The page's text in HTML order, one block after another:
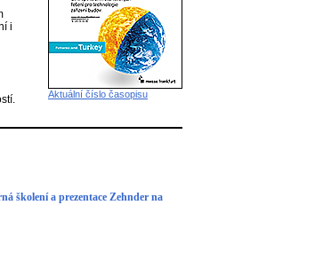
Aktuální číslo časopisu
i
školení a prezentace Zehnder na